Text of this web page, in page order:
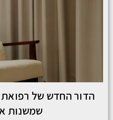
הדור החדש של רפואת
שמשנות